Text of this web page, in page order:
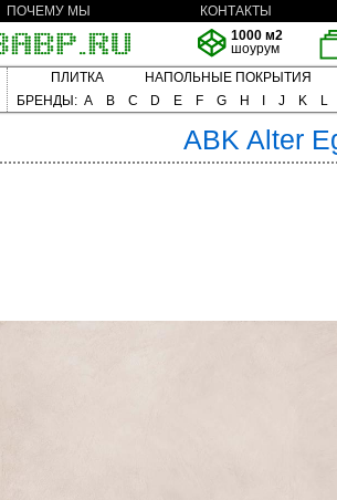
ПОЧЕМУ МЫ
КОНТАКТЫ
1000 м2
шоурум
ПЛИТКА
НАПОЛЬНЫЕ ПОКРЫТИЯ
БРЕНДЫ: A B C D E F G H J K L
ABK Alter